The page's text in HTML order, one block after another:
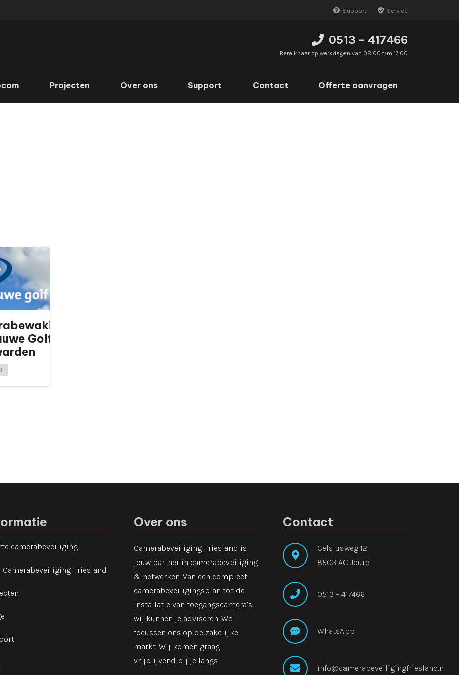
Support Service
0513 – 417466
Bereikbaar op werkdagen van 08:00 t/m 17:00
Projecten Over ons Support Contact Offerte aanvragen
Golf
camerabeveiliging
Camerabeveiliging Friesland
Over ons
Camerabeveiliging Friesland is
jouw partner in camerabeveiliging
& netwerken. Van een compleet
camerabeveiligingsplan tot de
installatie van toegangscamera’s:
wij kunnen je adviseren. We
focussen ons op de zakelijke
markt. Wij komen graag
vrijblijvend bij je langs.
Contact
Celsiusweg 12
8503 AC Joure
0513 – 417466
WhatsApp
info@camerabeveiligingfriesland.nl